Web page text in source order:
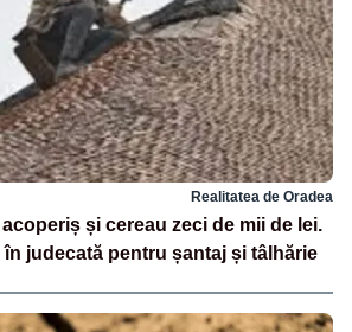
Realitatea de Oradea
și cereau zeci de mii de lei.
judecată pentru șantaj și tâlhărie